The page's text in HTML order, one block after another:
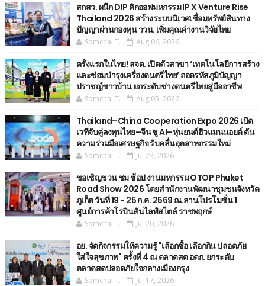
สกสว. ผนึก DIP คิกออฟมหกรรม IP X Venture Rise
Thailand 2026 สร้างระบบนิเวศเชื่อมทรัพย์สินทาง
ปัญญาผ่านกองทุน ววน. เพิ่มคุณค่างานวิจัยไทย
Somchai T. Aug 06, 2026
ครั้งแรกในไทย! สจด. เปิดตัวสาขา ‘เทคโนโลยีการสร้าง
และซ่อมบำรุงเครื่องดนตรีไทย’ ​ถอดรหัสภูมิปัญญา
ปราชญ์ชาวบ้าน ยกระดับช่างดนตรีไทยสู่มืออาชีพ
Somchai T. Aug 05, 2026
Thailand–China Cooperation Expo 2026 เปิด
เวทีจับคู่ลงทุนไทย–จีน ชู AI–หุ่นยนต์ฮิวแมนนอยด์ ดัน
ความร่วมมือเศรษฐกิจ รับคลื่นอุตสาหกรรมใหม่
Somchai T. Jul 23, 2026
ขอเชิญขวน ชม ช้อป งานมหกรรม OTOP Phuket
Road Show 2026 โดยสำนักงานพัฒนาชุมชนจังหวัด
ภูเก็ต วันที่ 19 - 25 ก.ค. 2569 ณ.ลานโปรโมชั่น 1
ศูนย์การค้าโรบินสันไลฟ์สไตล์ ราชพฤกษ์
Somchai T. Jul 20, 2026
อย. จัดกิจกรรมให้ความรู้ "เลือกซื้อ เลือกกิน ปลอดภัย
ใส่ใจสุขภาพ" ครั้งที่ 4 ณ ตลาดสด อตก. ยกระดับ
ตลาดสดปลอดภัยใจกลางเมืองกรุง
Somchai T. Jul 17, 2026